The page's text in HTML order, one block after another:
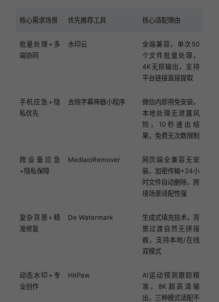
核心需求场景 优先推荐工具 核心适配理由
批量处理+多
端协同
水印云
全端兼容，单次50
个文件批量处理，
4K无损输出，支持
平台链接直接提取
手机应急+隐
私优先
去除字幕神器小程序
微信内即用免安装，
本地处理无泄露风
险，10秒速出结
果，免费无次数限制
跨设备应急
+隐私保障
MediaioRemover
网页端全兼容无安
装，加密传输+24小
时文件自动删除，跨
境场景适配性强
复杂背景+精
准修复
De Watermark
生成式填充技术，背
景过渡自然无拼接
痕，支持本地/在线
双模式
动态水印+专
业创作
HitPaw
AI运动预测跟踪精
准，8K超高清输
出，三种模式适配不